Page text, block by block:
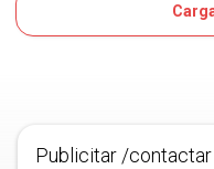
Publicitar /